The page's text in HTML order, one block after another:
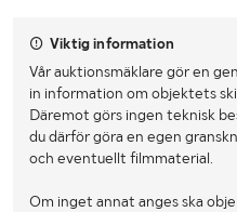
Viktig information
Vår auktionsmäklare gör en
in information om objektets
Däremot görs ingen teknisk
du därför göra en egen
och eventuellt filmmaterial.
Om inget annat anges ska